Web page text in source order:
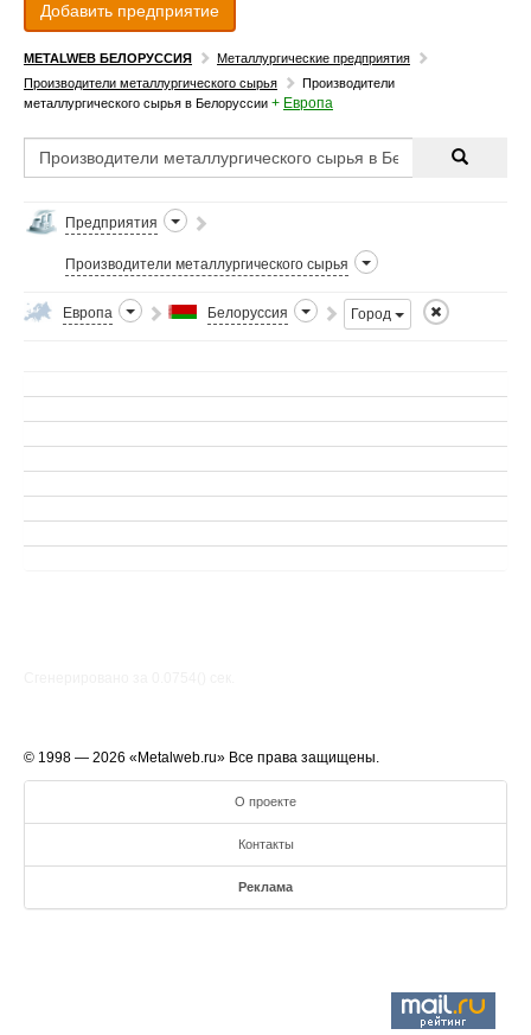
Добавить предприятие
METALWEB БЕЛОРУССИЯ
Металлургические предприятия
Производители металлургического сырья
Производители
металлургического сырья в Белоруссии + Европа
Предприятия
Производители металлургического сырья
Европа Белоруссия Город
© 1998 — 2026 «Metalweb.ru» Все права защищены.
О проекте
Контакты
Реклама